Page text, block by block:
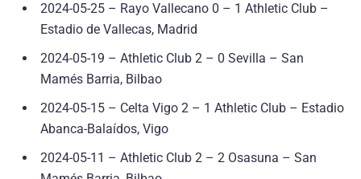
2024-05-25 – Rayo Vallecano 0 – 1 Athletic Club –
Estadio de Vallecas, Madrid
2024-05-19 – Athletic Club 2 – 0 Sevilla – San
Mamés Barria, Bilbao
2024-05-15 – Celta Vigo 2 – 1 Athletic Club – Estadio
Abanca-Balaídos, Vigo
2024-05-11 – Athletic Club 2 – 2 Osasuna – San